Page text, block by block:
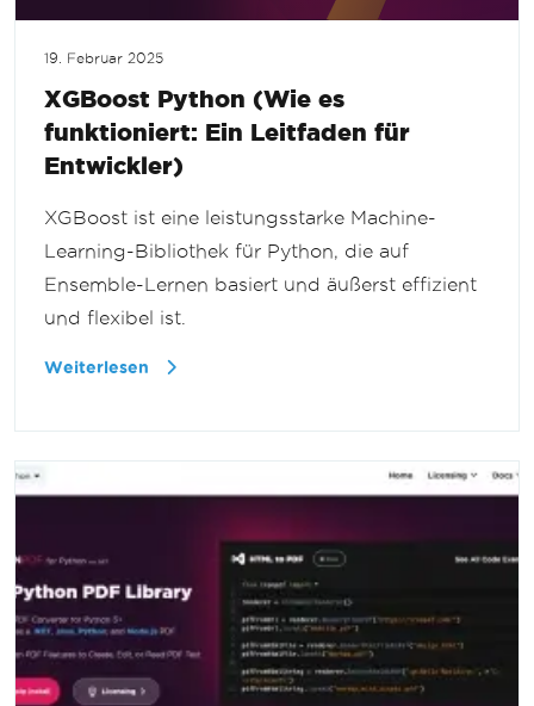
19. Februar 2025
XGBoost Python (Wie es
funktioniert: Ein Leitfaden für
Entwickler)
XGBoost ist eine leistungsstarke Machine-
Learning-Bibliothek für Python, die auf
Ensemble-Lernen basiert und äußerst effizient
und flexibel ist.
Weiterlesen